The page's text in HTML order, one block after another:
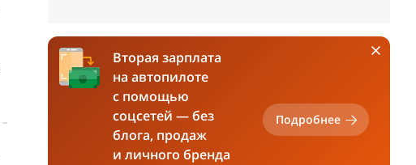
Вторая зарплата
на автопилоте
с помощью
соцсетей — без
блога, продаж
и личного бренда
Подробнее